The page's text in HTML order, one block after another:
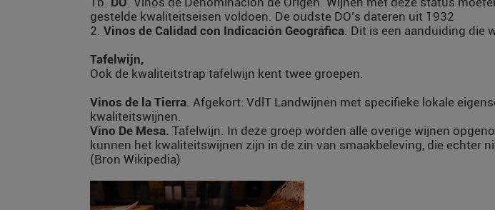
gestelde kwaliteitseisen voldoen. De oudste DO’s dateren uit 1932
2. Vinos de Calidad con Indicación Geográfica. Dit is een aanduiding die
Tafelwijn,
Ook de kwaliteitstrap tafelwijn kent twee groepen.
Vinos de la Tierra. Afgekort: VdlT Landwijnen met specifieke lokale
kwaliteitswijnen.
Vino De Mesa. Tafelwijn. In deze groep worden alle overige wijnen
kunnen het kwaliteitswijnen zijn in de zin van smaakbeleving, die echter
(Bron Wikipedia)